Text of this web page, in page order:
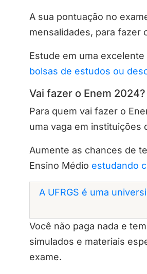
A sua pontuação no
mensalidades, para fazer
Estude em uma
bolsas de estudos ou
Vai fazer o Enem
Para quem vai fazer o
uma vaga em instituições
Aumente as chances de
Ensino Médio estudando
A UFRGS é uma
Você não paga nada e
simulados e materiais
exame.